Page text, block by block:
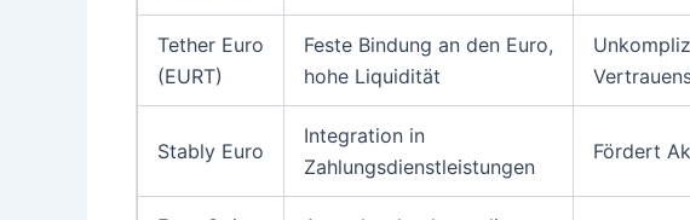
Tether Euro
(EURT)
Feste Bindung an den Euro,
hohe Liquidität
Stably Euro
Integration in
Zahlungsdienstleistungen
Fördert